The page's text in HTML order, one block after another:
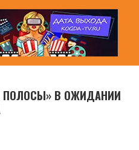
ПОЛОСЫ» В ОЖИДАНИИ